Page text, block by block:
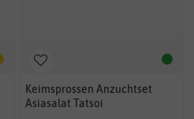
Keimsprossen Anzuchtset
Asiasalat Tatsoi